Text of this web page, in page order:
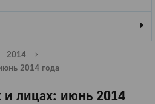
2014
›
2014 года
и лицах: июнь 2014